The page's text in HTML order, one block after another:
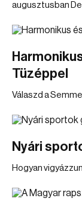
augusztusban
Tüzéppel
Válaszd a
Nyári
Hogyan